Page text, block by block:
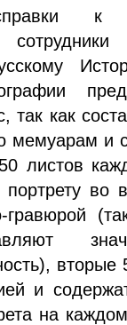
к
так как
мемуарам и
листов
во
гравюрой
вторые
и
на